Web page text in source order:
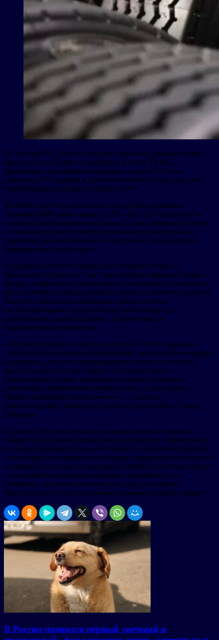
По итогам 2025 года в структуре спроса на грузовые шины
производства Шинного комплекса KAMA TYRES
преобладали цельнометаллокордные модели. На них
пришлось 71% продаж в грузовом сегменте, тогда как доля
комбинированных шин составила 29%.
В общей структуре реализации продукции компании
грузовые ЦМК шины заняли 12,6%, еще 5,2% пришлось на
грузовые комбинированные шины. Такая динамика отражает
устойчивый интерес профессиональных потребителей к
решениям, рассчитанным на интенсивную эксплуатацию
коммерческого транспорта.
В грузовом сегменте выбор шин напрямую связан с
экономикой перевозок. Для транспортных компаний важны
ресурс, стабильность характеристик, возможность планового
обслуживания и предсказуемая стоимость километра пробега.
Поэтому цельнометаллокордные шины остаются
востребованными у перевозчиков, работающих на
региональных, магистральных, строительных и
промышленных маршрутах.
«Грузовой сегмент остается для KAMA TYRES одним из
стратегически значимых направлений. Здесь особенно важны
надежность, ресурс и предсказуемость шины в реальной
эксплуатации, поэтому спрос в этой категории в
значительной степени формируется вокруг решений,
отвечающих требованиям коммерческого транспорта и
профессиональных перевозчиков», — отметил
исполнительный директор Торгового дома «Кама» Тимур
Шарипов.
В целом структура спроса в грузовом сегменте отражает
общую логику рынка коммерческих перевозок: перевозчики
все чаще оценивают шины не только по закупочной цене, но
и по ресурсу, условиям эксплуатации, сервисной доступности
и влиянию на стоимость километра пробега. Поэтому интерес
к цельнометаллокордным моделям сохраняется в тех
сегментах, где важны высокая нагрузка, регулярная
эксплуатация и прогнозируемая экономика шинного парка.
В России появился первый «вечный и